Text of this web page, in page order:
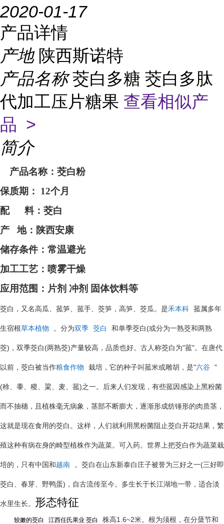
2020-01-17
产品详情
产地 陕西斯诺特
产品名称茭白多糖 茭白多肽
代加工压片糖果 查看相似产
品 >
简介
产品名称： 茭白粉
保质期：
12个月
配料： 茭白
产 地： 陕西安康
储存条件：常温避光
加工工艺：喷雾干燥
应用范围：片剂 冲剂 固体饮料等
茭白，又名高瓜、菰笋、菰手、茭笋，高笋、茭瓜。是禾本科 菰属多年
生宿根草本植物 。分为双季 茭白 和单季茭白 (或分为一熟茭和两熟
茭) ，双季茭白 (两熟茭)产量较高，品质也好。古人称茭白为"菰"。在唐代
以前，茭白被当作粮食作物 栽培，它的种子叫菰米或雕胡，是"六谷 "
(稌、黍、稷、粱、麦、菰)之一。后来人们发现，有些菰因感染上黑粉菌
而不抽穗，且植株毫无病象，茎部不断膨大，逐渐形成纺锤形的肉质茎，
这就是现在食用的茭白。这样，人们就利用黑粉菌阻止茭白开花结果，繁
殖这种有病在身的畸型植株作为蔬菜。可入药。世界上把茭白作为蔬菜栽
培的，只有中国和 越南 。茭白在山东新泰白庄子被誉为三好之一(三好即
茭白、春芽、野鸭蛋) ，自古流传至今。多生长于长江湖地一带，适合淡
水里生长。 形态特征
较嫩的茭白 江西任氏果业 茭白 株高1.6~2米。根为须根，在分蘖节和